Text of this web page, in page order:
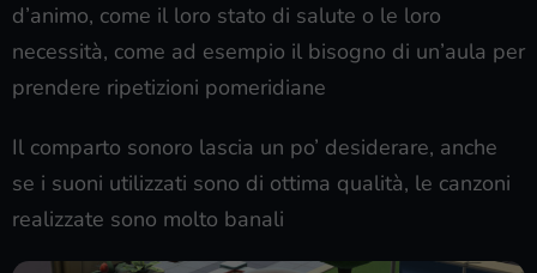
d’animo, come il loro stato di salute o le loro
necessità, come ad esempio il bisogno di un’aula per
prendere ripetizioni pomeridiane
Il comparto sonoro lascia un po’ desiderare, anche
se i suoni utilizzati sono di ottima qualità, le canzoni
realizzate sono molto banali